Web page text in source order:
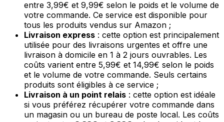
entre 3,99€ et 9,99€ selon le poids et le volume de
votre commande. Ce service est disponible pour
tous les produits vendus sur Amazon ;
Livraison express : cette option est principalement
utilisée pour des livraisons urgentes et offre une
livraison à domicile en 1 à 2 jours ouvrables. Les
coûts varient entre 5,99€ et 14,99€ selon le poids
et le volume de votre commande. Seuls certains
produits sont éligibles à ce service ;
Livraison à un point relais : cette option est idéale
si vous préférez récupérer votre commande dans
un magasin ou un bureau de poste local. Les coûts